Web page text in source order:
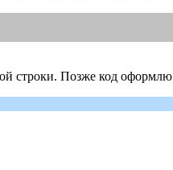
строки. Позже код оформлю